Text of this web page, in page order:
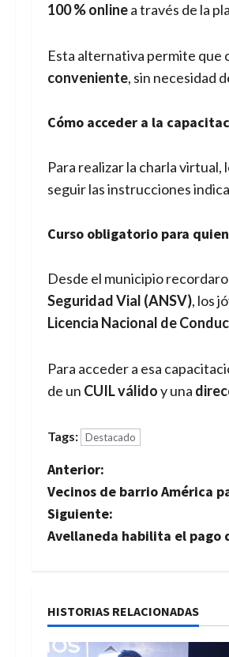
100 % onlinea través de la
Esta alternativa permite que
conveniente, sin necesidad
Cómo acceder a la
Para realizar la charla
seguir las instrucciones
Curso obligatorio para
Desde el municipio
Seguridad Vial (ANSV), los
Licencia Nacional de
Para acceder a esa
de un CUIL válidoy una
Tags: Destacado
N
a
v
g
a
Anterior:
Vecinos de barrio América
Siguiente:
Avellaneda habilita el pago
HISTORIAS RELACIONADAS